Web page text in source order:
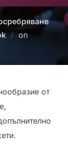
onPosted
от